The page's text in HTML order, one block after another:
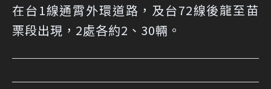
在台1線通霄外環道路，及台72線後龍至苗
栗段出現，2處各約2、30輛。